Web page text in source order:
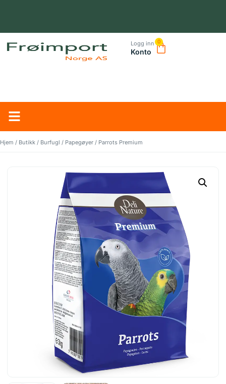
NORSK LEVERANDØR – TRYGG HANDEL OG RASK LEVERING
Logg inn
Konto
0
Hjem / Butikk / Burfugl / Papegøyer / Parrots Premium